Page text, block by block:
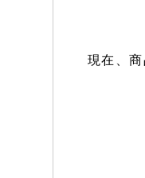
現在、商